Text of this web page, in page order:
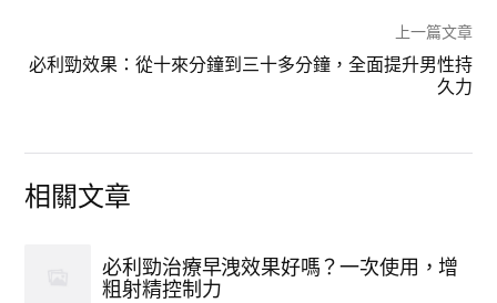
上一篇文章
必利勁效果：從十來分鐘到三十多分鐘，全面提升男性持
久力
相關文章
必利勁治療早洩效果好嗎？一次使用，增
粗射精控制力